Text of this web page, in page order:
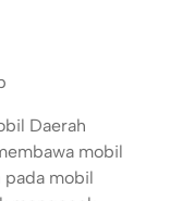
Daerah
mobil
pada mobil